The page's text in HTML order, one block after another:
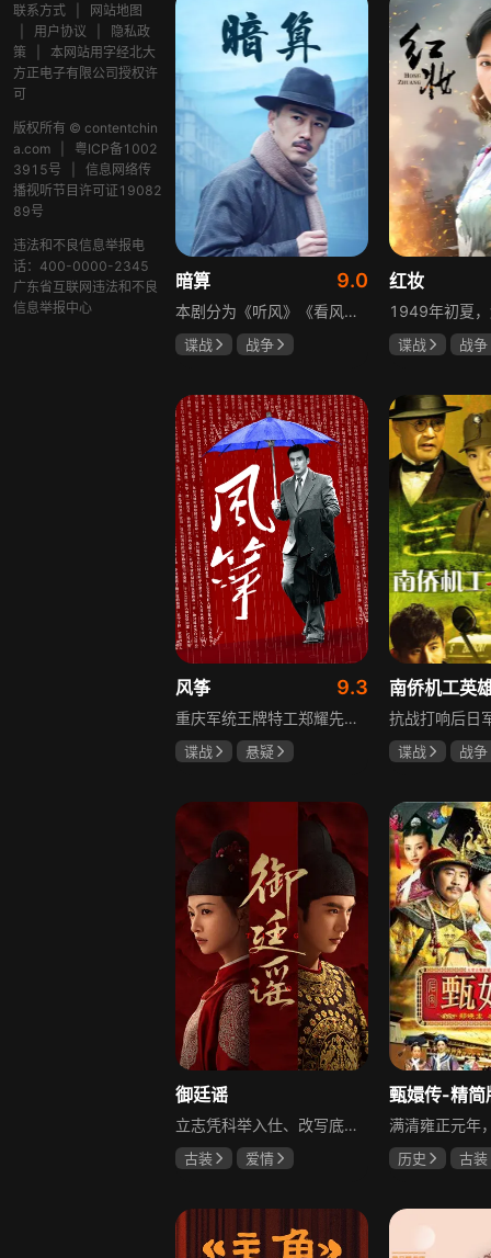
联系方式
网站地图
用户协议
隐私政
策
本网站用字经北大
方正电子有限公司授权许
可
版权所有 © contentchin
a.com
粤ICP备1002
3915号
信息网络传
播视听节目许可证19082
89号
违法和不良信息举报电
话：400-0000-2345
广东省互联网违法和不良
信息举报中心
暗算 9.0
本剧分为《听风》《看风》和《捕风》三个篇章，三者在时间关系及故事上相对独立，又千丝万缕。听风，即无线电侦听者，是一群“靠耳朵打江山”的人，他们的耳朵可以听到天外之音、无声之音、秘密之音。看风，即密码破译的人，是一群“善于神机妙算”的人，他们的慧眼可以识破天机、释读天书、看阅无字之书。捕风，即我党地下工作者，在国民党大肆实施白色恐怖时期，他们是牺牲者更是战斗者，乔装打扮深入虎穴，迎风而战，为缔造共和国立下不朽的丰功伟业。
谍战
战争
红妆
谍战
战争
风筝 9.3
重庆军统王牌特工郑耀先实为潜伏的中共特工“风筝”，上线牺牲后他与组织失联，解放后化名周志乾继续提供情报。身份证实后他仍协助破获特务案，三十年情报生涯中他遭敌人追杀、妻离子散，为国家牺牲是他的人生价值。
谍战
悬疑
谍战
战争
御廷谣
立志凭科举入仕、改写底层命运的孤女孟廷辉因意外结识微服私访的少年新帝英寡，二人联手铲除沙州官匪，英寡赏识其胆识智谋，暗中助力她赴京赶考。孟廷辉入京后遭科举舞弊构陷，凭智勇自证清白，被英寡破格任命为察闻院主事，清查虎啸帮、晚香阁等黑恶势力，逐步牵出血月会复国阴谋与朝堂权斗。二人从君臣知己渐生情愫，历经身世谜团、朝堂阻力与边境战乱，最终平定叛乱、整肃朝纲，携手共护江山万民。
古装
爱情
甄嬛传-精简
历史
古装